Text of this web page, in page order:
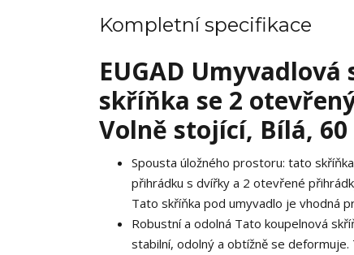
Kompletní specifikace
EUGAD
skříňka se 2
Volně stojící, Bílá, 60
Spousta úložného prostoru: tato
přihrádku s dvířky a 2 otevřené
Tato skříňka pod umyvadlo je vhodná
Robustní a odolná Tato koupelnová
stabilní, odolný a obtížně se